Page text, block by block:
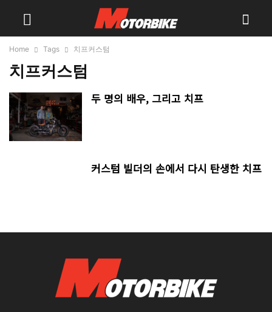
Home Tags 치프커스텀
치프커스텀
두 명의 배우, 그리고 치프
커스텀 빌더의 손에서 다시 탄생한 치프